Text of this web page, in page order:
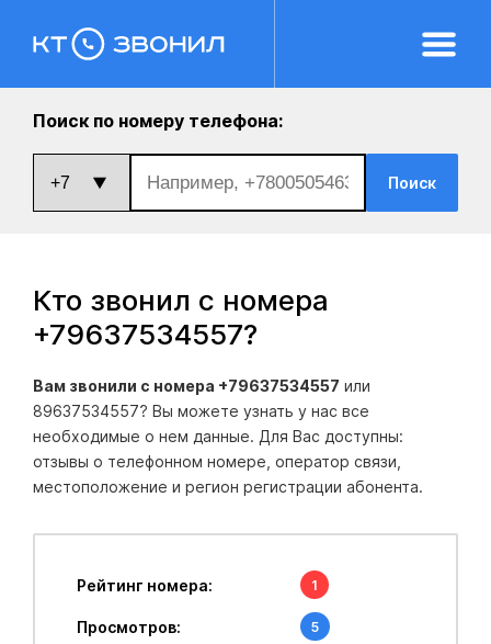
Поиск по номеру телефона:
Поиск
Кто звонил с номера
+79637534557?
Вам звонили с номера +79637534557 или
89637534557? Вы можете узнать у нас все
необходимые о нем данные. Для Вас доступны:
отзывы о телефонном номере, оператор связи,
местоположение и регион регистрации абонента.
Рейтинг номера: 1
Просмотров: 5